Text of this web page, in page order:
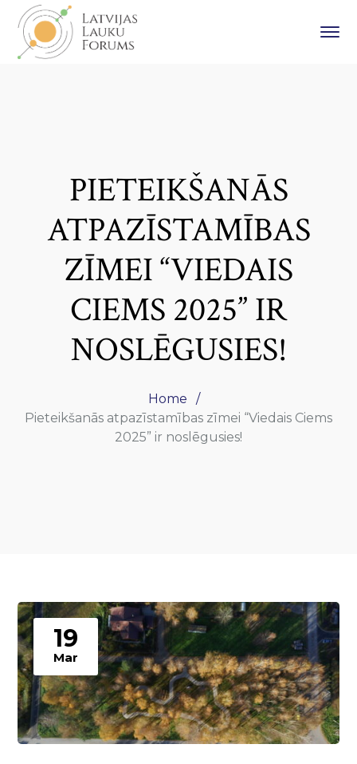
PIETEIKŠANĀS
ATPAZĪSTAMĪBAS
ZĪMEI “VIEDAIS
CIEMS 2025” IR
NOSLĒGUSIES!
Home
Pieteikšanās atpazīstamības zīmei “Viedais Ciems
2025” ir noslēgusies!
19
Mar